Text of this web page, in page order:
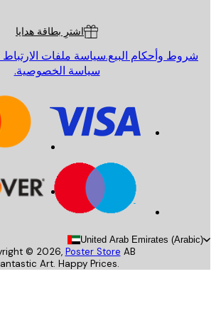
اشترِ بطاقة هدايا
وأحكام البيع. سياسة ملفات الارتباط في Poster Store
سياسة الخصوصية.
United Arab Emirates
Copyright ©2026, Poster Store
Fantastic Art. Happy Prices.